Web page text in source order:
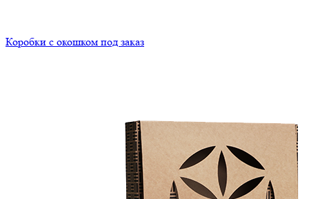
Коробки с окошком под заказ